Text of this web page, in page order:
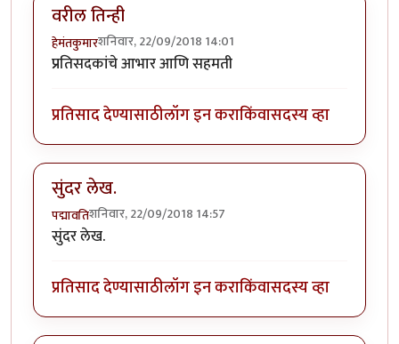
वरील तिन्ही
हेमंतकुमारशनिवार, 22/09/2018 14:01
प्रतिसदकांचे आभार आणि सहमती
प्रतिसाद देण्यासाठीलॉग इन कराकिंवासदस्य व्हा
सुंदर लेख.
पद्मावतिशनिवार, 22/09/2018 14:57
सुंदर लेख.
प्रतिसाद देण्यासाठीलॉग इन कराकिंवासदस्य व्हा